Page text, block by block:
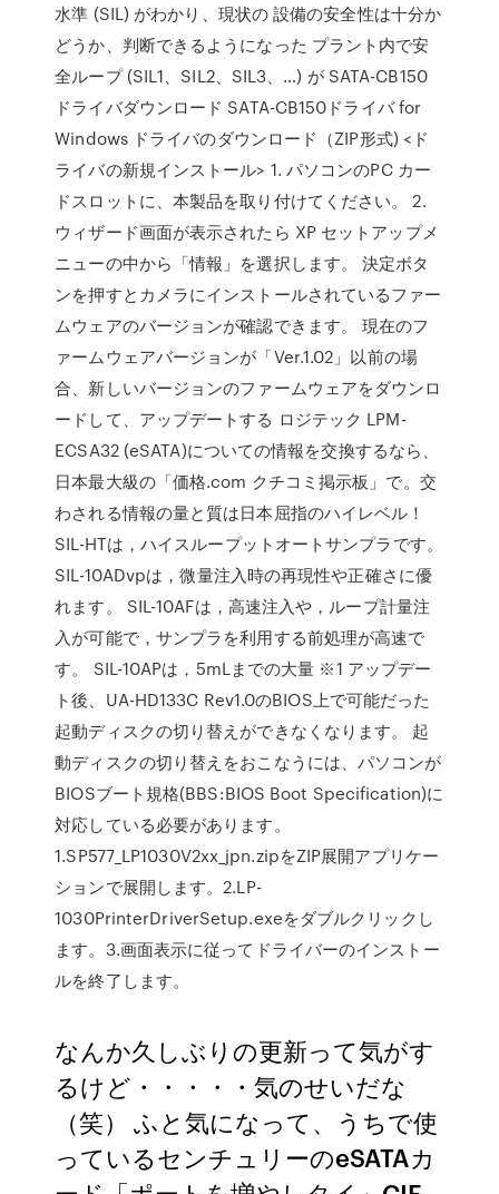
水準 (SIL) がわかり、現状の 設備の安全性は十分か
どうか、判断できるようになった プラント内で安
全ループ (SIL1、SIL2、SIL3、…) が SATA-CB150
ドライバダウンロード SATA-CB150ドライバ for
Windows ドライバのダウンロード（ZIP形式) <ド
ライバの新規インストール> 1. パソコンのPC カー
ドスロットに、本製品を取り付けてください。 2.
ウィザード画面が表示されたら XP セットアップメ
ニューの中から「情報」を選択します。 決定ボタ
ンを押すとカメラにインストールされているファー
ムウェアのバージョンが確認できます。 現在のフ
ァームウェアバージョンが「Ver.1.02」以前の場
合、新しいバージョンのファームウェアをダウンロ
ードして、アップデートする ロジテック LPM-
ECSA32 (eSATA)についての情報を交換するなら、
日本最大級の「価格.com クチコミ掲示板」で。交
わされる情報の量と質は日本屈指のハイレベル！
SIL-HTは，ハイスループットオートサンプラです。
SIL-10ADvpは，微量注入時の再現性や正確さに優
れます。 SIL-10AFは，高速注入や，ループ計量注
入が可能で，サンプラを利用する前処理が高速で
す。 SIL-10APは，5mLまでの大量 ※1 アップデー
ト後、UA-HD133C Rev1.0のBIOS上で可能だった
起動ディスクの切り替えができなくなります。 起
動ディスクの切り替えをおこなうには、パソコンが
BIOSブート規格(BBS:BIOS Boot Specification)に
対応している必要があります。
1.SP577_LP1030V2xx_jpn.zipをZIP展開アプリケー
ションで展開します。2.LP-
1030PrinterDriverSetup.exeをダブルクリックし
ます。3.画面表示に従ってドライバーのインストー
ルを終了します。
なんか久しぶりの更新って気がす
るけど・・・・・気のせいだな
（笑） ふと気になって、うちで使
っているセンチュリーのeSATAカ